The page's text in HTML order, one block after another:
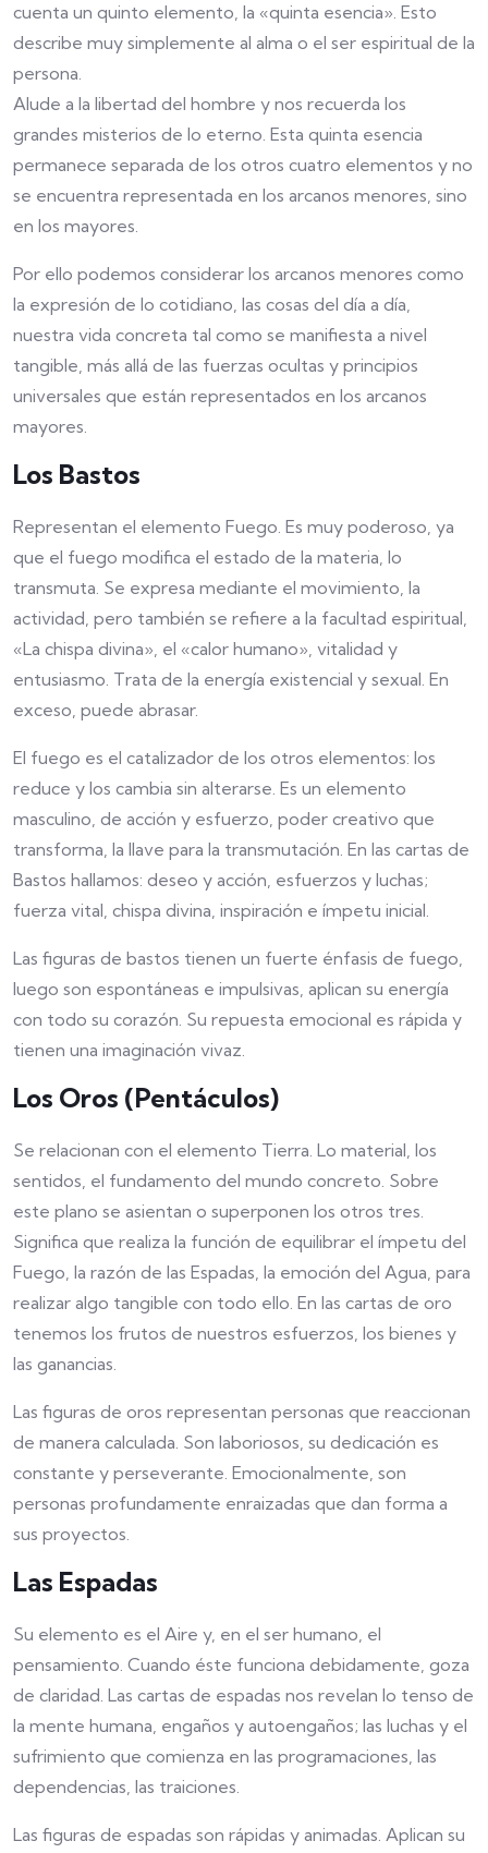
cuenta un quinto elemento, la «quinta esencia». Esto
describe muy simplemente al alma o el ser espiritual de la
persona.
Alude a la libertad del hombre y nos recuerda los
grandes misterios de lo eterno. Esta quinta esencia
permanece separada de los otros cuatro elementos y no
se encuentra representada en los arcanos menores, sino
en los mayores.
Por ello podemos considerar los arcanos menores como
la expresión de lo cotidiano, las cosas del día a día,
nuestra vida concreta tal como se manifiesta a nivel
tangible, más allá de las fuerzas ocultas y principios
universales que están representados en los arcanos
mayores.
Los Bastos
Representan el elemento Fuego. Es muy poderoso, ya
que el fuego modifica el estado de la materia, lo
transmuta. Se expresa mediante el movimiento, la
actividad, pero también se refiere a la facultad espiritual,
«La chispa divina», el «calor humano», vitalidad y
entusiasmo. Trata de la energía existencial y sexual. En
exceso, puede abrasar.
El fuego es el catalizador de los otros elementos: los
reduce y los cambia sin alterarse. Es un elemento
masculino, de acción y esfuerzo, poder creativo que
transforma, la llave para la transmutación. En las cartas de
Bastos hallamos: deseo y acción, esfuerzos y luchas;
fuerza vital, chispa divina, inspiración e ímpetu inicial.
Las figuras de bastos tienen un fuerte énfasis de fuego,
luego son espontáneas e impulsivas, aplican su energía
con todo su corazón. Su repuesta emocional es rápida y
tienen una imaginación vivaz.
Los Oros (Pentáculos)
Se relacionan con el elemento Tierra. Lo material, los
sentidos, el fundamento del mundo concreto. Sobre
este plano se asientan o superponen los otros tres.
Significa que realiza la función de equilibrar el ímpetu del
Fuego, la razón de las Espadas, la emoción del Agua, para
realizar algo tangible con todo ello. En las cartas de oro
tenemos los frutos de nuestros esfuerzos, los bienes y
las ganancias.
Las figuras de oros representan personas que reaccionan
de manera calculada. Son laboriosos, su dedicación es
constante y perseverante. Emocionalmente, son
personas profundamente enraizadas que dan forma a
sus proyectos.
Las Espadas
Su elemento es el Aire y, en el ser humano, el
pensamiento. Cuando éste funciona debidamente, goza
de claridad. Las cartas de espadas nos revelan lo tenso de
la mente humana, engaños y autoengaños; las luchas y el
sufrimiento que comienza en las programaciones, las
dependencias, las traiciones.
Las figuras de espadas son rápidas y animadas. Aplican su